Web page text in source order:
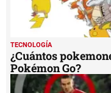
TECNOLOGÍA
¿Cuántos
Pokémon Go?